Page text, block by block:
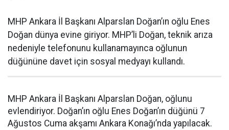
MHP Ankara İl Başkanı Alparslan Doğan’ın oğlu Enes
Doğan dünya evine giriyor. MHP’li Doğan, teknik arıza
nedeniyle telefonunu kullanamayınca oğlunun
düğününe davet için sosyal medyayı kullandı.
MHP Ankara İl Başkanı Alparslan Doğan, oğlunu
evlendiriyor. Doğan’ın oğlu Enes Doğan’ın düğünü 7
Ağustos Cuma akşamı Ankara Konağı’nda yapılacak.